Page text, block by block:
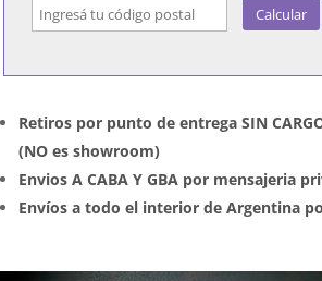
Calcular
Retiros por punto de entrega SIN
(NO es showroom)
Envios A CABA Y GBA por mensajeria
Envíos a todo el interior de Argentina